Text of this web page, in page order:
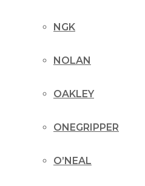
NGK
NOLAN
OAKLEY
ONEGRIPPER
O’NEAL